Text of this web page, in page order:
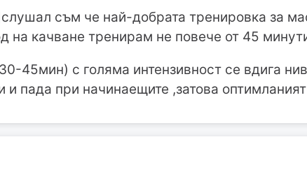
съм че най-добрата тренировка за
на качване тренирам не повече от 45
45мин) с голяма интензивност се вдига
и пада при начинаещите ,затова